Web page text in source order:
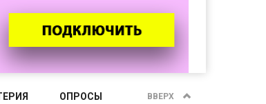
ОПРОСЫ ВВЕРХ